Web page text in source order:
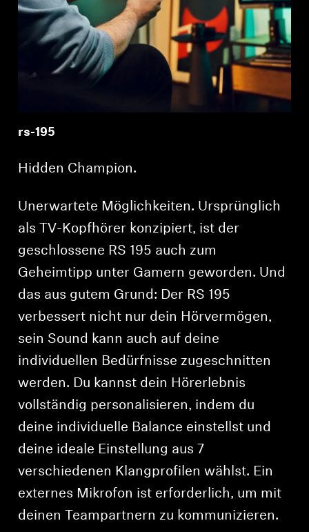
rs-195
Hidden Champion.
Unerwartete Möglichkeiten. Ursprünglich
als TV-Kopfhörer konzipiert, ist der
geschlossene RS 195 auch zum
Geheimtipp unter Gamern geworden. Und
das aus gutem Grund: Der RS 195
verbessert nicht nur dein Hörvermögen,
sein Sound kann auch auf deine
individuellen Bedürfnisse zugeschnitten
werden. Du kannst dein Hörerlebnis
vollständig personalisieren, indem du
deine individuelle Balance einstellst und
deine ideale Einstellung aus 7
verschiedenen Klangprofilen wählst. Ein
externes Mikrofon ist erforderlich, um mit
deinen Teampartnern zu kommunizieren.